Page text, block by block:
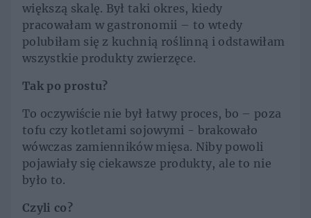
większą skalę. Był taki okres, kiedy
pracowałam w gastronomii – to wtedy
polubiłam się z kuchnią roślinną i odstawiłam
wszystkie produkty zwierzęce.
Tak po prostu?
To oczywiście nie był łatwy proces, bo – poza
tofu czy kotletami sojowymi - brakowało
wówczas zamienników mięsa. Niby powoli
pojawiały się ciekawsze produkty, ale to nie
było to.
Czyli co?